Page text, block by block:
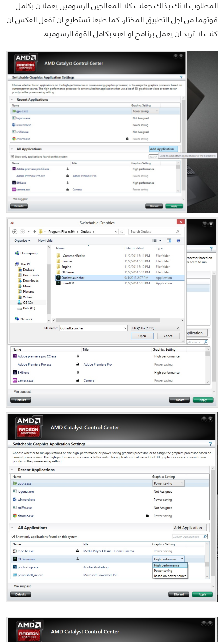
المطلوب لانك بذلك جعلت كلا المعالجين الرسومين يعملان بكامل
قوتهما من اجل التطبيق المختار. كما طبعا تستطيع ان تفعل العكس ان
كنت لا تريد ان يعمل برنامج او لعبة بكامل القوة الرسومية.